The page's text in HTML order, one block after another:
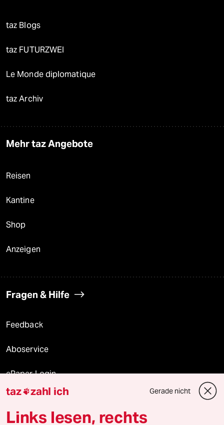
taz Blogs
taz FUTURZWEI
Le Monde diplomatique
taz Archiv
Mehr taz Angebote
Reisen
Kantine
Shop
Anzeigen
Fragen & Hilfe
Feedback
Aboservice
ePaper Login
Downloads für Abonnierende
taz zahl ich Gerade nicht
Links lesen, rechts